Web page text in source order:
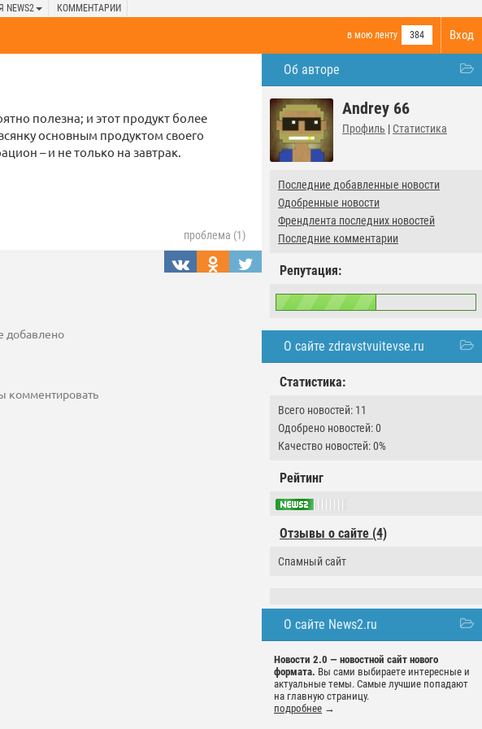
NEWS2 КОММЕНТАРИИ
Вход
в мою ленту 384
Об авторе
Andrey 66
Профиль | Статистика
Последние добавленные новости
Одобренные новости
Френдлента последних новостей
Последние комментарии
Репутация:
О сайте zdravstvuitevse.ru
Статистика:
Всего новостей: 11
Одобрено новостей: 0
Качество новостей: 0%
Рейтинг
Отзывы о сайте (4)
Спамный сайт
О сайте News2.ru
Новости 2.0 — новостной сайт нового
формата. Вы сами выбираете интересные и
актуальные темы. Самые лучшие попадают
на главную страницу.
подробнее →
полезна; и этот продукт более
основным продуктом своего
– и не только на завтрак.
проблема (1)
добавлено
комментировать